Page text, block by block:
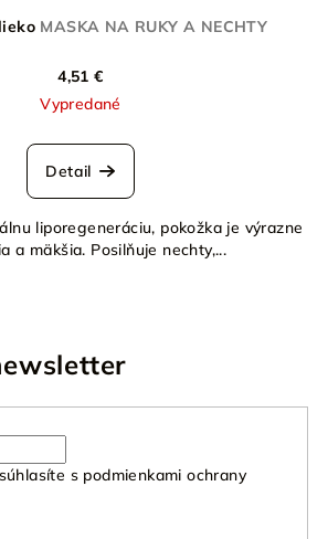
MASKA NA RUKY A NECHTY
4,51 €
Vypredané
Detail
liporegeneráciu, pokožka je výrazne
a mäkšia. Posilňuje nechty,...
s podmienkami ochrany